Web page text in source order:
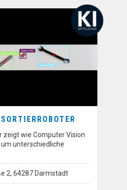
zeigt wie Computer Vision
unterschiedliche
2, 64287 Darmstadt